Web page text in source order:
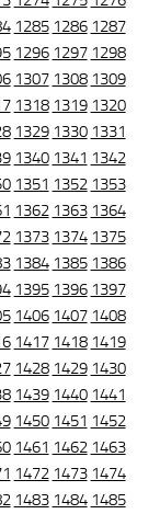
1285 1286 1287
1296 1297 1298
1307 1308 1309
1318 1319 1320
1329 1330 1331
1340 1341 1342
1351 1352 1353
1362 1363 1364
1373 1374 1375
1384 1385 1386
1395 1396 1397
1406 1407 1408
1417 1418 1419
1428 1429 1430
1439 1440 1441
1450 1451 1452
1461 1462 1463
1472 1473 1474
1483 1484 1485